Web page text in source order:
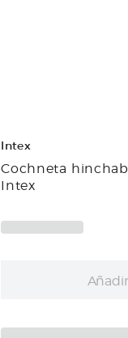
Intex
Cochneta
Intex